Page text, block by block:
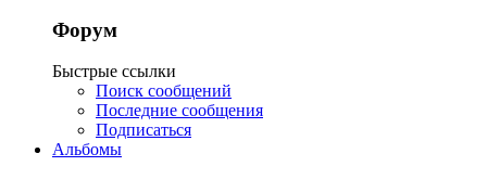
Форум
Быстрые ссылки
Поиск сообщений
Последние сообщения
Подписаться
Альбомы